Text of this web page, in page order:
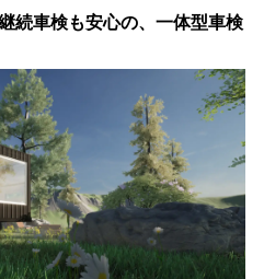
続車検も安心の、一体型車検